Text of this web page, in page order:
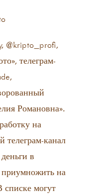
@kripto_profi,
телеграм-
Романовна».
на
канал
в
на
списке могут